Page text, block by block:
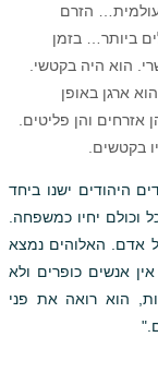
העולמית… הזרם
ביותר… בזמן
הוא היה בקטשי.
ארגן באופן
והן פליטים.
בקטשים.
היהודים ישנו ביחד
וכולם יחיו כמשפחה.
אדם. האלוהים נמצא
אנשים כופרים ולא
הוא רואה את פני